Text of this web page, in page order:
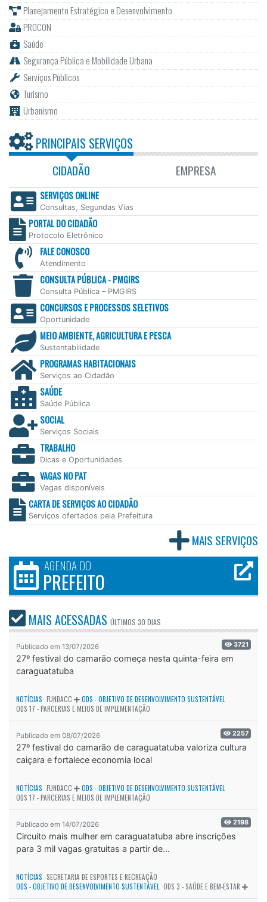
Planejamento Estratégico e Desenvolvimento
PROCON
Saúde
Segurança Pública e Mobilidade Urbana
Serviços Públicos
Turismo
Urbanismo
PRINCIPAIS SERVIÇOS
CIDADÃO EMPRESA
SERVIÇOS ONLINE
Consultas, Segundas Vias
PORTAL DO CIDADÃO
Protocolo Eletrônico
FALE CONOSCO
Atendimento
CONSULTA PÚBLICA - PMGIRS
Consulta Pública – PMGIRS
CONCURSOS E PROCESSOS SELETIVOS
Oportunidade
MEIO AMBIENTE, AGRICULTURA E PESCA
Sustentabilidade
PROGRAMAS HABITACIONAIS
Serviços ao Cidadão
SAÚDE
Saúde Pública
SOCIAL
Serviços Sociais
TRABALHO
Dicas e Oportunidades
VAGAS NO PAT
Vagas disponíveis
CARTA DE SERVIÇOS AO CIDADÃO
Serviços ofertados pela Prefeitura
MAIS SERVIÇOS
AGENDA DO
PREFEITO
MAIS ACESSADAS ÚLTIMOS 30 DIAS
Publicado em 13/07/2026 3721
27º festival do camarão começa nesta quinta-feira em
caraguatatuba
NOTÍCIAS FUNDACC
ODS - OBJETIVO DE DESENVOLVIMENTO SUSTENTÁVEL
ODS 17 - PARCERIAS E MEIOS DE IMPLEMENTAÇÃO
Publicado em 08/07/2026 2257
27º festival do camarão de caraguatatuba valoriza cultura
caiçara e fortalece economia local
NOTÍCIAS FUNDACC
ODS - OBJETIVO DE DESENVOLVIMENTO SUSTENTÁVEL
ODS 17 - PARCERIAS E MEIOS DE IMPLEMENTAÇÃO
Publicado em 14/07/2026 2198
Circuito mais mulher em caraguatatuba abre inscrições
para 3 mil vagas gratuitas a partir de...
NOTÍCIAS SECRETARIA DE ESPORTES E RECREAÇÃO
ODS - OBJETIVO DE DESENVOLVIMENTO SUSTENTÁVEL ODS 3 - SAÚDE E BEM-ESTAR